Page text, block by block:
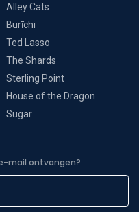
Alley Cats
Burīchi
Ted Lasso
The Shards
Sterling Point
House of the Dragon
Sugar
mail ontvangen?